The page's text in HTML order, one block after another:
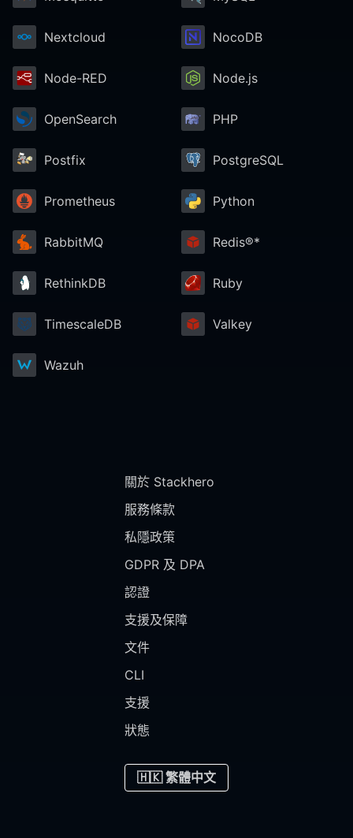
Nextcloud NocoDB
Node-RED Node.js
OpenSearch PHP
Postfix PostgreSQL
Prometheus Python
RabbitMQ Redis®*
RethinkDB Ruby
TimescaleDB Valkey
Wazuh
關於 Stackhero
服務條款
私隱政策
GDPR 及 DPA
認證
支援及保障
文件
CLI
支援
狀態
🇭🇰 繁體中文